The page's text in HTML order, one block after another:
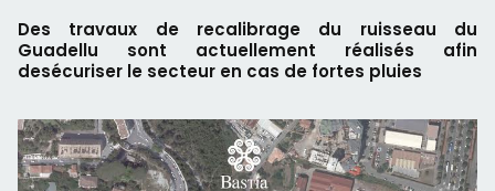
Des travaux de recalibrage du ruisseau du
Guadellu sont actuellement réalisés afin
desécuriser le secteur en cas de fortes pluies